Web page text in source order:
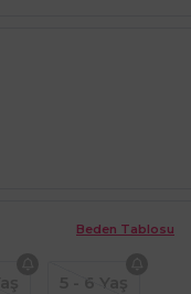
Beden Tablosu